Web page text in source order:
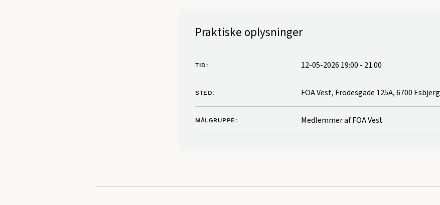
Praktiske oplysninger
TID: 12-05-2026 19:00 - 21:00
STED: FOA Vest, Frodesgade 125A, 6700 Esbjerg
MÅLGRUPPE: Medlemmer af FOA Vest